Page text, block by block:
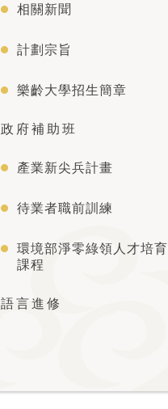
相關新聞
計劃宗旨
樂齡大學招生簡章
政府補助班
產業新尖兵計畫
待業者職前訓練
環境部淨零綠領人才培育
課程
語言進修